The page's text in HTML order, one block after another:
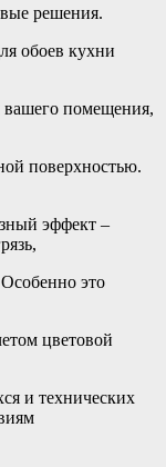
решения.
обоев кухни
вашего помещения,
поверхностью.
эффект –
это
цветовой
и технических